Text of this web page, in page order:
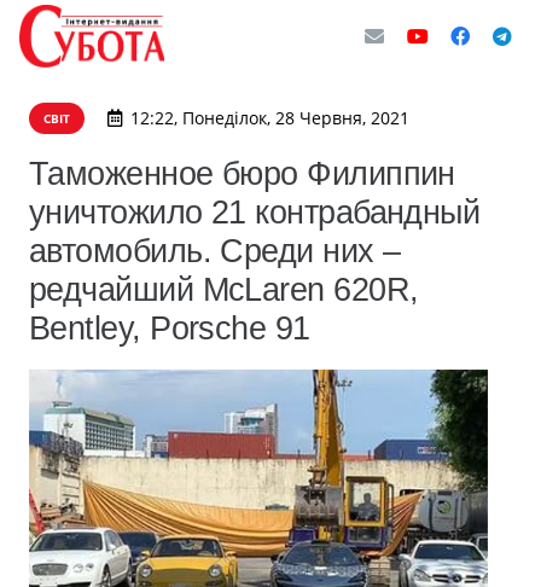
СВІТ 12:22, Понеділок, 28 Червня, 2021
Таможенное бюро Филиппин
уничтожило 21 контрабандный
автомобиль. Среди них –
редчайший McLaren 620R,
Bentley, Porsche 91